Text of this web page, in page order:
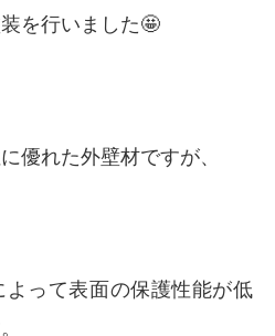
を行いました🤩
優れた外壁材ですが、
って表面の保護性能が低